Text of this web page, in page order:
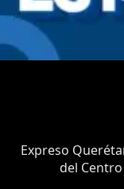
Expreso
del